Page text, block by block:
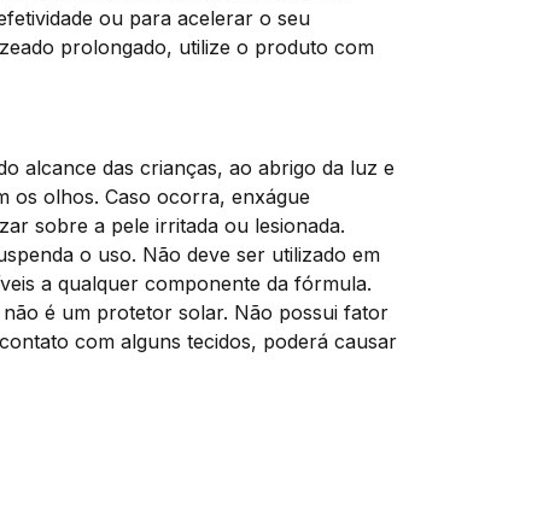
ou para acelerar o seu
prolongado, utilize o produto com
alcance das crianças, ao abrigo da luz e
os olhos. Caso ocorra, enxágue
sobre a pele irritada ou lesionada.
o uso. Não deve ser utilizado em
a qualquer componente da fórmula.
é um protetor solar. Não possui fator
com alguns tecidos, poderá causar